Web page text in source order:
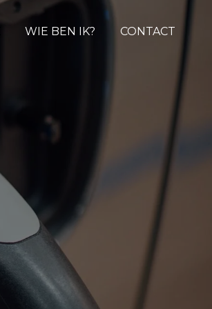
WIE BEN IK? CONTACT